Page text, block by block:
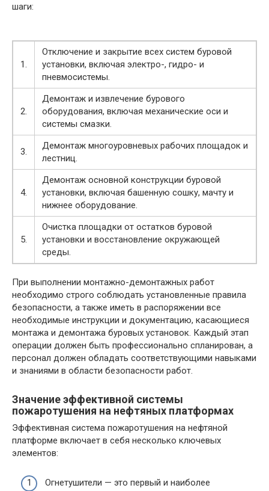
шаги:
1.
Отключение и закрытие всех систем буровой
установки, включая электро-, гидро- и
пневмосистемы.
2.
Демонтаж и извлечение бурового
оборудования, включая механические оси и
системы смазки.
3.
Демонтаж многоуровневых рабочих площадок и
лестниц.
4.
Демонтаж основной конструкции буровой
установки, включая башенную сошку, мачту и
нижнее оборудование.
5.
Очистка площадки от остатков буровой
установки и восстановление окружающей
среды.
При выполнении монтажно-демонтажных работ
необходимо строго соблюдать установленные правила
безопасности, а также иметь в распоряжении все
необходимые инструкции и документацию, касающиеся
монтажа и демонтажа буровых установок. Каждый этап
операции должен быть профессионально спланирован, а
персонал должен обладать соответствующими навыками
и знаниями в области безопасности работ.
Значение эффективной системы
пожаротушения на нефтяных платформах
Эффективная система пожаротушения на нефтяной
платформе включает в себя несколько ключевых
элементов:
Огнетушители — это первый и наиболее